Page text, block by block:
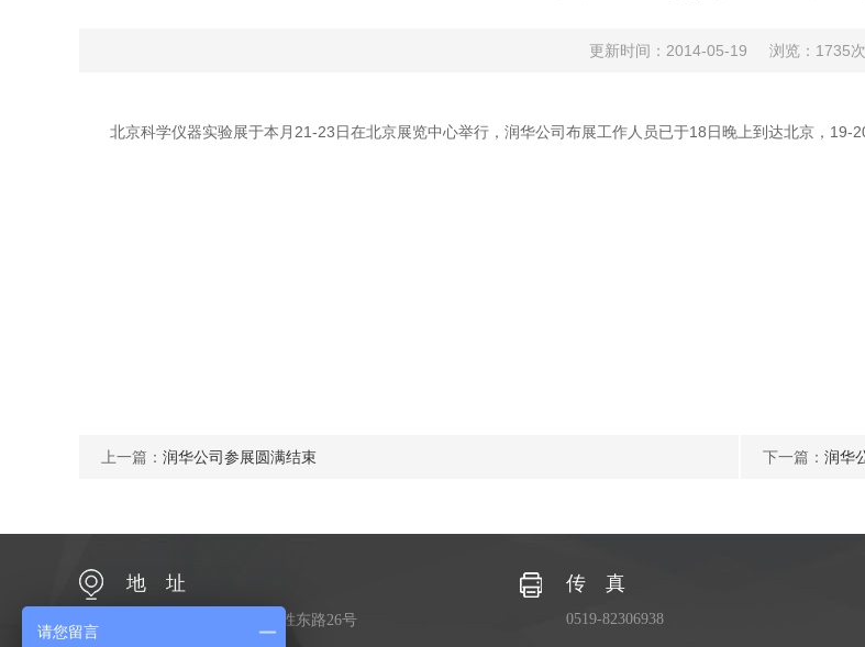
更新时间：2014-05-19 浏览：1735次
北京科学仪器实验展于本月21-23日在北京展览中心举行，润华公司布展工作人员已于18日晚上到达北京，19-
上一篇： 润华公司参展圆满结束 下一篇： 润华
地 址
江苏省常州市金坛区金胜东路26号
传 真
0519-82306938
请您留言